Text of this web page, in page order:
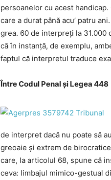
persoanelor cu acest
care a durat până acu’ patru
grea. 60 de interpreţi la 31.000
că în instanţă, de exemplu,
faptul că interpretul traduce
Între Codul Penal şi Legea 448
de interpret dacă nu poate să
greoaie şi extrem de
care, la articolul 68, spune că
ceva: limbajul mimico-gestual